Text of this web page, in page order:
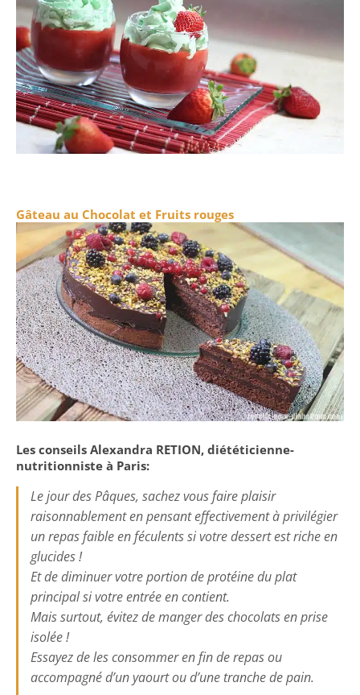
Gâteau au Chocolat et Fruits rouges
Les conseils Alexandra RETION, diététicienne-
nutritionniste à Paris:
Le jour des Pâques, sachez vous faire plaisir
raisonnablement en pensant effectivement à privilégier
un repas faible en féculents si votre dessert est riche en
glucides !
Et de diminuer votre portion de protéine du plat
principal si votre entrée en contient.
Mais surtout, évitez de manger des chocolats en prise
isolée !
Essayez de les consommer en fin de repas ou
accompagné d’un yaourt ou d’une tranche de pain.